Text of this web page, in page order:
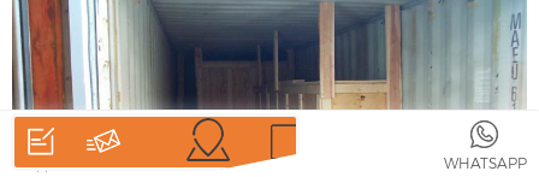
ДОМ ТОВАРЫ WHATSAPP